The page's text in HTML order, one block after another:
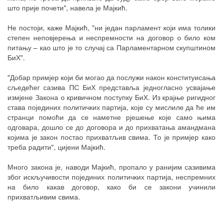
што прије почети", навела је Мајкић.
Не постоји, каже Мајкић, "ни један парламент који има толики
степен неповјерења и неспремности на договор о било ком
питању – као што је то случај са Парламентарном скупштином
БиХ".
"Добар примјер који би могао да послужи након конституисања
сљедећег сазива ПС БиХ представља једногласно усвајање
измјене Закона о кривичном поступку БиХ. Из крајње ригидног
става појединих политичких партија, које су мислиле да ће им
странци помоћи да се наметне рјешење које само њима
одговара, дошло се до договора и до прихватања амандмана
којима је закон постао прихватљив свима. То је примјер како
треба радити", цијени Мајкић.
Много закона је, наводи Мајкић, пропало у ранијим сазивима
због искључивости појединих политичких партија, неспремних
на било какав договор, како би се закони учинили
прихватљивим свима.